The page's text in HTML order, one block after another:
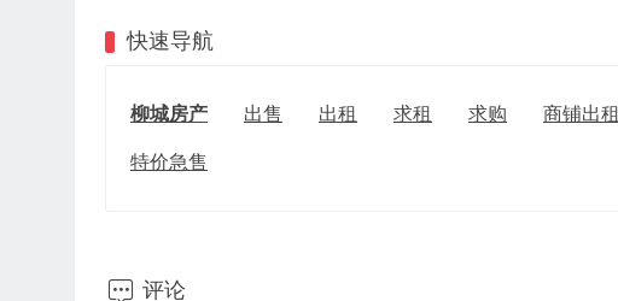
快速导航
柳城房产 出售 出租 求租 求购 商铺出租
特价急售
 评论